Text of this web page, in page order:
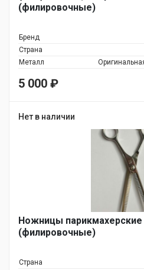
(филировочные)
Бренд
Страна
Металл
5 000 ₽
Нет в наличии
Ножницы парикмахерские
(филировочные)
Страна